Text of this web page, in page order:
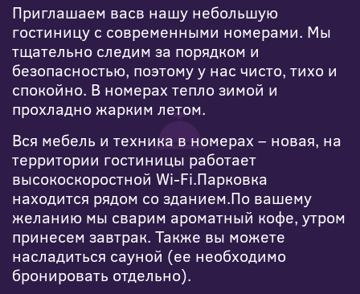
Приглашаем васв нашу небольшую
гостиницу с современными номерами. Мы
тщательно следим за порядком и
безопасностью, поэтому у нас чисто, тихо и
спокойно. В номерах тепло зимой и
прохладно жарким летом.
Вся мебель и техника в номерах – новая, на
территории гостиницы работает
высокоскоростной Wi-Fi.Парковка
находится рядом со зданием.По вашему
желанию мы сварим ароматный кофе, утром
принесем завтрак. Также вы можете
насладиться сауной (ее необходимо
бронировать отдельно).